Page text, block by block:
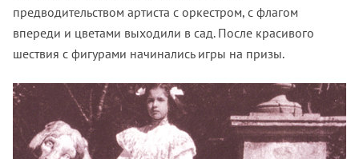
предводительством артиста с оркестром, с флагом
впереди и цветами выходили в сад. После красивого
шествия с фигурами начинались игры на призы.